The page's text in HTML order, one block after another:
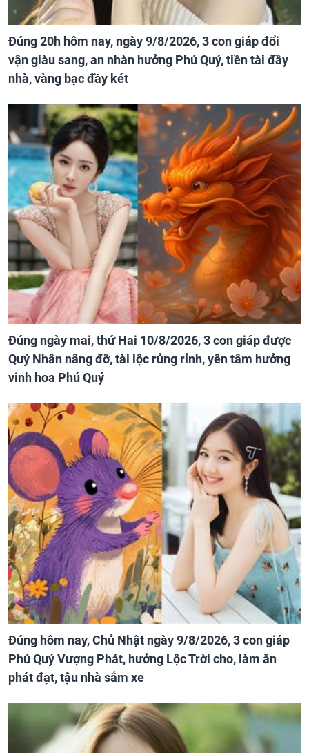
Đúng 20h hôm nay, ngày 9/8/2026, 3 con giáp đổi
vận giàu sang, an nhàn hưởng Phú Quý, tiền tài đầy
nhà, vàng bạc đầy két
Đúng ngày mai, thứ Hai 10/8/2026, 3 con giáp được
Quý Nhân nâng đỡ, tài lộc rủng rỉnh, yên tâm hưởng
vinh hoa Phú Quý
Đúng hôm nay, Chủ Nhật ngày 9/8/2026, 3 con giáp
Phú Quý Vượng Phát, hưởng Lộc Trời cho, làm ăn
phát đạt, tậu nhà sắm xe